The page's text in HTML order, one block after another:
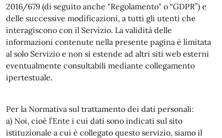
2016/679 (di seguito anche "Regolamento" o “GDPR”) e
delle successive modificazioni, a tutti gli utenti che
interagiscono con il Servizio. La validità delle
informazioni contenute nella presente pagina è limitata
al solo Servizio e non si estende ad altri siti web esterni
eventualmente consultabili mediante collegamento
ipertestuale.
Per la Normativa sul trattamento dei dati personali:
a) Noi, cioè l’Ente i cui dati sono indicati sul sito
istituzionale a cui è collegato questo servizio, siamo il